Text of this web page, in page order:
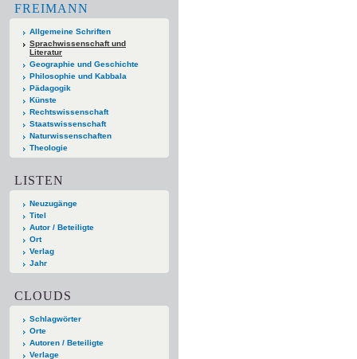
FREIMANN
Allgemeine Schriften
Sprachwissenschaft und
Literatur
Geographie und Geschichte
Philosophie und Kabbala
Pädagogik
Künste
Rechtswissenschaft
Staatswissenschaft
Naturwissenschaften
Theologie
LISTEN
Neuzugänge
Titel
Autor / Beteiligte
Ort
Verlag
Jahr
CLOUDS
Schlagwörter
Orte
Autoren / Beteiligte
Verlage